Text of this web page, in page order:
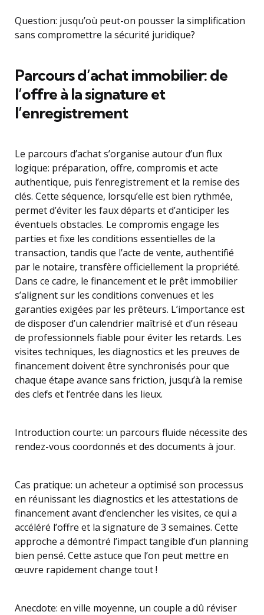
Question: jusqu’où peut-on pousser la simplification
sans compromettre la sécurité juridique?
Parcours d’achat immobilier: de
l’offre à la signature et
l’enregistrement
Le parcours d’achat s’organise autour d’un flux
logique: préparation, offre, compromis et acte
authentique, puis l’enregistrement et la remise des
clés. Cette séquence, lorsqu’elle est bien rythmée,
permet d’éviter les faux départs et d’anticiper les
éventuels obstacles. Le compromis engage les
parties et fixe les conditions essentielles de la
transaction, tandis que l’acte de vente, authentifié
par le notaire, transfère officiellement la propriété.
Dans ce cadre, le financement et le prêt immobilier
s’alignent sur les conditions convenues et les
garanties exigées par les prêteurs. L’importance est
de disposer d’un calendrier maîtrisé et d’un réseau
de professionnels fiable pour éviter les retards. Les
visites techniques, les diagnostics et les preuves de
financement doivent être synchronisés pour que
chaque étape avance sans friction, jusqu’à la remise
des clefs et l’entrée dans les lieux.
Introduction courte: un parcours fluide nécessite des
rendez-vous coordonnés et des documents à jour.
Cas pratique: un acheteur a optimisé son processus
en réunissant les diagnostics et les attestations de
financement avant d’enclencher les visites, ce qui a
accéléré l’offre et la signature de 3 semaines. Cette
approche a démontré l’impact tangible d’un planning
bien pensé. Cette astuce que l’on peut mettre en
œuvre rapidement change tout !
Anecdote: en ville moyenne, un couple a dû réviser